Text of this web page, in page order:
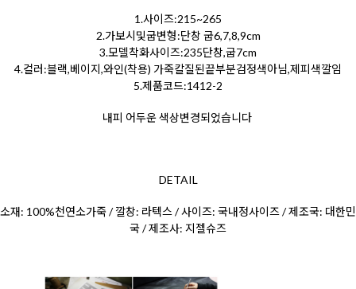
1.사이즈:215~265
2.가보시및굽변형:단창 굽6,7,8,9cm
3.모델착화사이즈:235단창,굽7cm
4.컬러:블랙,베이지,와인(착용) 가죽칼질된끝부분검정색아님,제피색깔임
5.제품코드:1412-2
내피 어두운 색상변경되었습니다
DETAIL
소재: 100%천연소가죽 / 깔창: 라텍스 / 사이즈: 국내정사이즈 / 제조국: 대한민
국 / 제조사: 지젤슈즈